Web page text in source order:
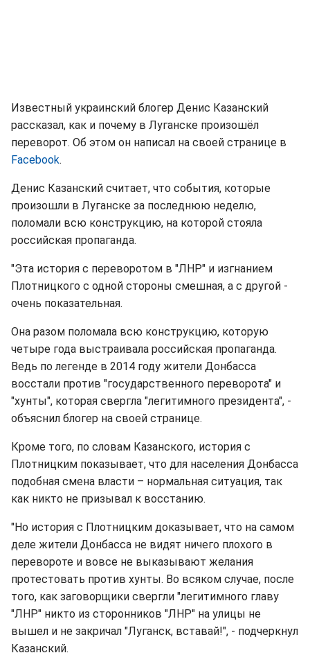
Известный украинский блогер Денис Казанский
рассказал, как и почему в Луганске произошёл
переворот. Об этом он написал на своей странице в
Facebook.
Денис Казанский считает, что события, которые
произошли в Луганске за последнюю неделю,
поломали всю конструкцию, на которой стояла
российская пропаганда.
"Эта история с переворотом в "ЛНР" и изгнанием
Плотницкого с одной стороны смешная, а с другой -
очень показательная.
Она разом поломала всю конструкцию, которую
четыре года выстраивала российская пропаганда.
Ведь по легенде в 2014 году жители Донбасса
восстали против "государственного переворота" и
"хунты", которая свергла "легитимного президента", -
объяснил блогер на своей странице.
Кроме того, по словам Казанского, история с
Плотницким показывает, что для населения Донбасса
подобная смена власти – нормальная ситуация, так
как никто не призывал к восстанию.
"Но история с Плотницким доказывает, что на самом
деле жители Донбасса не видят ничего плохого в
перевороте и вовсе не выказывают желания
протестовать против хунты. Во всяком случае, после
того, как заговорщики свергли "легитимного главу
"ЛНР" никто из сторонников "ЛНР" на улицы не
вышел и не закричал "Луганск, вставай!", - подчеркнул
Казанский.